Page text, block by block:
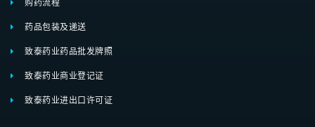
购药流程
药品包装及递送
致泰药业药品批发牌照
致泰药业商业登记证
致泰药业进出口许可证